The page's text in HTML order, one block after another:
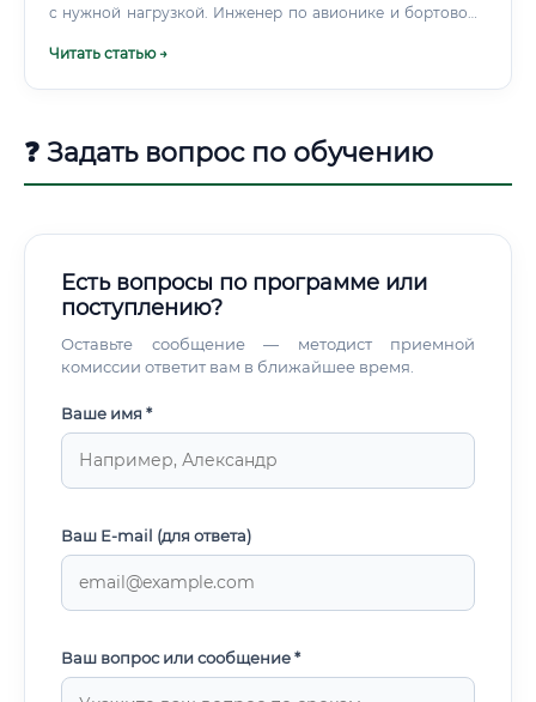
с нужной нагрузкой. Инженер по авионике и бортовому
Читать статью →
❓ Задать вопрос по обучению
Есть вопросы по программе или
поступлению?
Оставьте сообщение — методист приемной
комиссии ответит вам в ближайшее время.
Ваше имя *
Ваш E-mail (для ответа)
Ваш вопрос или сообщение *